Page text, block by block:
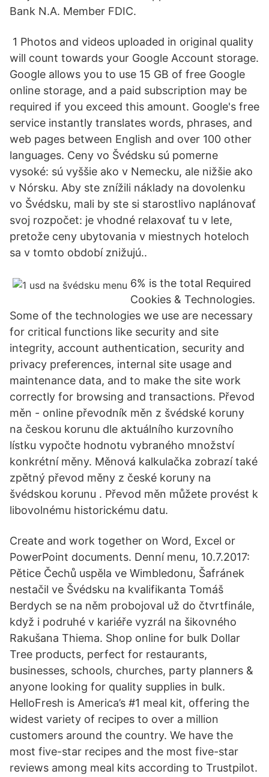
Bank N.A. Member FDIC.
️ 1 Photos and videos uploaded in original quality
will count towards your Google Account storage.
Google allows you to use 15 GB of free Google
online storage, and a paid subscription may be
required if you exceed this amount. Google's free
service instantly translates words, phrases, and
web pages between English and over 100 other
languages. Ceny vo Švédsku sú pomerne
vysoké: sú vyššie ako v Nemecku, ale nižšie ako
v Nórsku. Aby ste znížili náklady na dovolenku
vo Švédsku, mali by ste si starostlivo naplánovať
svoj rozpočet: je vhodné relaxovať tu v lete,
pretože ceny ubytovania v miestnych hoteloch
sa v tomto období znižujú..
6% is the total Required
Cookies & Technologies.
Some of the technologies we use are necessary
for critical functions like security and site
integrity, account authentication, security and
privacy preferences, internal site usage and
maintenance data, and to make the site work
correctly for browsing and transactions. Převod
měn - online převodník měn z švédské koruny
na českou korunu dle aktuálního kurzovního
lístku vypočte hodnotu vybraného množství
konkrétní měny. Měnová kalkulačka zobrazí také
zpětný převod měny z české koruny na
švédskou korunu . Převod měn můžete provést k
libovolnému historickému datu.
Create and work together on Word, Excel or
PowerPoint documents. Denní menu, 10.7.2017:
Pětice Čechů uspěla ve Wimbledonu, Šafránek
nestačil ve Švédsku na kvalifikanta Tomáš
Berdych se na něm probojoval už do čtvrtfinále,
když i podruhé v kariéře vyzrál na šikovného
Rakušana Thiema. Shop online for bulk Dollar
Tree products, perfect for restaurants,
businesses, schools, churches, party planners &
anyone looking for quality supplies in bulk.
HelloFresh is America’s #1 meal kit, offering the
widest variety of recipes to over a million
customers around the country. We have the
most five-star recipes and the most five-star
reviews among meal kits according to Trustpilot.